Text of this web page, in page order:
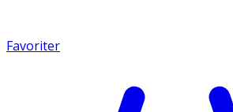
Favoriter